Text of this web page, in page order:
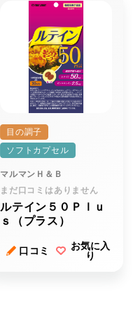
目の調子
ソフトカプセル
マルマンＨ＆Ｂ
まだ口コミはありません
ルテイン５０Ｐｌｕ
ｓ（プラス）
口コミ
お気に入
り